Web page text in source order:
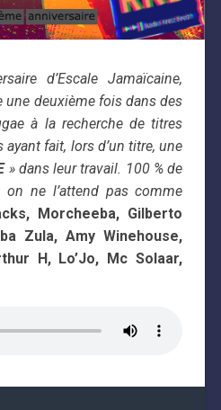
d’Escale Jamaïcaine,
une deuxième fois dans des
à la recherche de titres
fait, lors d’un titre, une
» dans leur travail. 100 % de
ne l’attend pas comme
Morcheeba, Gilberto
Zula, Amy Winehouse,
H, Lo’Jo, Mc Solaar,